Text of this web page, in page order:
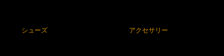
シューズ アクセサリー